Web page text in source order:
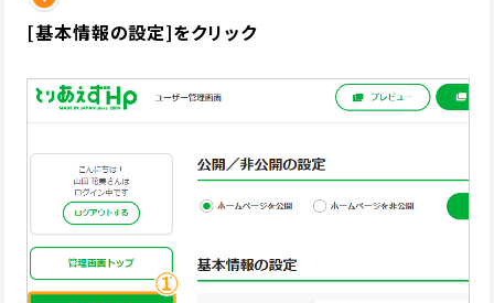
[基本情報の設定]をクリック